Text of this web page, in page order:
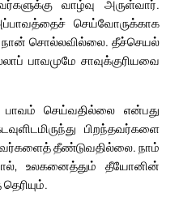
வாழ்வு அருள்வார்.
செய்வோருக்காக
சொல்லவில்லை. தீச்செயல்
பாவமுமே சாவுக்குரியவை
பாவம் செய்வதில்லை என்பது
பிறந்தவர்களை
தீண்டுவதில்லை. நாம்
உலகனைத்தும் தீயோனின்